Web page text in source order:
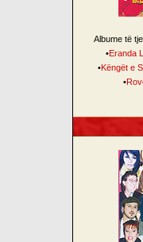
Albume të
•Eranda
•Këngët e
•